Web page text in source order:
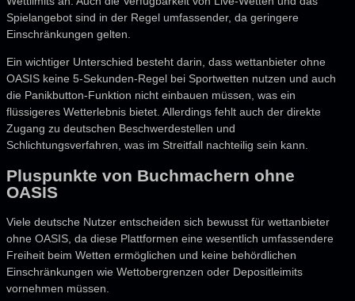
Spielangebot sind in der Regel umfassender, da geringere
Einschränkungen gelten.
Ein wichtiger Unterschied besteht darin, dass wettanbieter ohne
OASIS keine 5-Sekunden-Regel bei Sportwetten nutzen und auch
die Panikbutton-Funktion nicht einbauen müssen, was ein
flüssigeres Wetterlebnis bietet. Allerdings fehlt auch der direkte
Zugang zu deutschen Beschwerdestellen und
Schlichtungsverfahren, was im Streitfall nachteilig sein kann.
Pluspunkte von Buchmachern ohne
OASIS
Viele deutsche Nutzer entscheiden sich bewusst für wettanbieter
ohne OASIS, da diese Plattformen eine wesentlich umfassendere
Freiheit beim Wetten ermöglichen und keine behördlichen
Einschränkungen wie Wettobergrenzen oder Depositleimits
vornehmen müssen.